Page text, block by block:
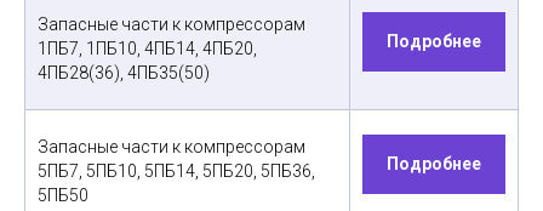
Запасные части к компрессорам
1ПБ7, 1ПБ10, 4ПБ14, 4ПБ20,
4ПБ28(36), 4ПБ35(50)
Подробнее
Запасные части к компрессорам
5ПБ7, 5ПБ10, 5ПБ14, 5ПБ20, 5ПБ36,
5ПБ50
Подробнее